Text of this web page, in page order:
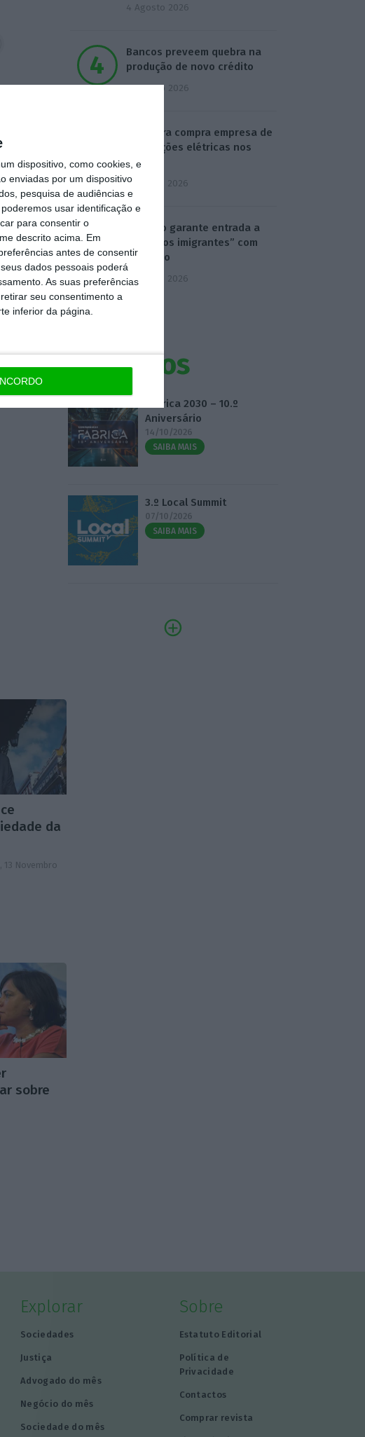
dispositivo, como cookies, e
enviadas por um dispositivo
pesquisa de audiências e
usar identificação e
para consentir o
descrito acima. Em
antes de consentir
dados pessoais poderá
As suas preferências
seu consentimento a
inferior da página.
4 Agosto 2026
Bancos preveem quebra na
produção de novo crédito
4 Agosto 2026
Visabeira compra empresa de
instalações elétricas nos
EUA
5 Agosto 2026
Ministro garante entrada a
“todos os imigrantes” com
emprego
5 Agosto 2026
Eventos
Fábrica 2030 – 10.º
Aniversário
14/10/2026
SAIBA MAIS
3.º Local Summit
07/10/2026
SAIBA MAIS
da
13 Novembro
sobre
Explorar
Sociedades
Justiça
Advogado do mês
Negócio do mês
Sociedade do mês
Sobre
Estatuto Editorial
Política de
Privacidade
Contactos
Comprar revista